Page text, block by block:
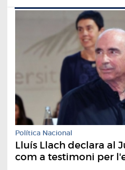
Política Nacional
Lluís Llach declara al
com a testimoni per